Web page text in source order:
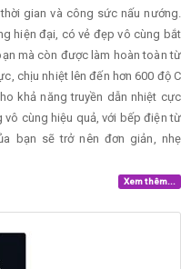
gian và công sức nấu nướng.
hiện đại, có vẻ đẹp vô cùng bắt
mà còn được làm hoàn toàn từ
chịu nhiệt lên đến hơn 600 độ C
khả năng truyền dẫn nhiệt cực
cùng hiệu quả, với bếp điện từ
bạn sẽ trở nên đơn giản, nhẹ
Xem thêm...